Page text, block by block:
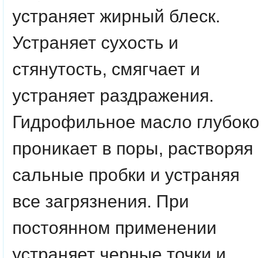
устраняет жирный блеск.
Устраняет сухость и
стянутость, смягчает и
устраняет раздражения.
Гидрофильное масло глубоко
проникает в поры, растворяя
сальные пробки и устраняя
все загрязнения. При
постоянном применении